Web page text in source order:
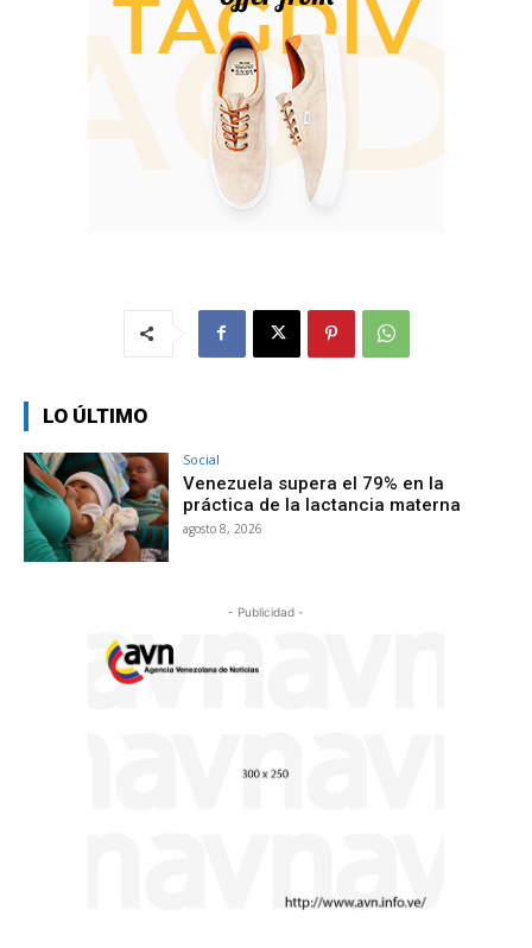
LO ÚLTIMO
Social
Venezuela supera el 79% en la
práctica de la lactancia materna
agosto 8, 2026
- Publicidad -